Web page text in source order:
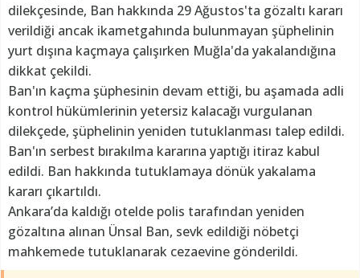
dilekçesinde, Ban hakkında 29 Ağustos'ta gözaltı kararı
verildiği ancak ikametgahında bulunmayan şüphelinin
yurt dışına kaçmaya çalışırken Muğla'da yakalandığına
dikkat çekildi.
Ban'ın kaçma şüphesinin devam ettiği, bu aşamada adli
kontrol hükümlerinin yetersiz kalacağı vurgulanan
dilekçede, şüphelinin yeniden tutuklanması talep edildi.
Ban'ın serbest bırakılma kararına yaptığı itiraz kabul
edildi. Ban hakkında tutuklamaya dönük yakalama
kararı çıkartıldı.
Ankara’da kaldığı otelde polis tarafından yeniden
gözaltına alınan Ünsal Ban, sevk edildiği nöbetçi
mahkemede tutuklanarak cezaevine gönderildi.